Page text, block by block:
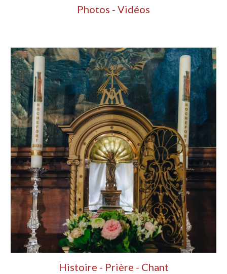
Photos - Vidéos
Histoire - Prière - Chant